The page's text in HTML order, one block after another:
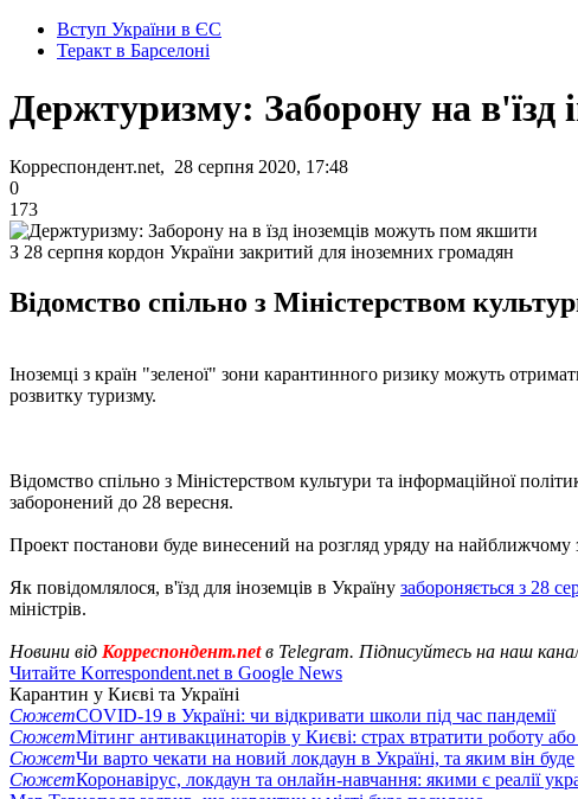
Вступ України в ЄС
Теракт в Барселоні
Держтуризму: Заборону на
Корреспондент.net, 28 серпня 2020, 17:48
0
173
З 28 серпня кордон України закритий для іноземних громадян
Відомство спільно з Міністерством
Іноземці з країн "зеленої" зони карантинного ризику можуть
розвитку туризму.
Відомство спільно з Міністерством культури та інформаційної
заборонений до 28 вересня.
Проект постанови буде винесений на розгляд уряду на найближчому
Як повідомлялося, в'їзд для іноземців в Україну забороняється з 28
міністрів.
Новини від Корреспондент.netв Telegram. Підписуйтесь на наш
Читайте Korrespondent.net в Google News
Карантин у Києві та Україні
СюжетCOVID-19 в Україні: чи відкривати школи під час пандемії
СюжетМітинг антивакцинаторів у Києві: страх втратити роботу
СюжетЧи варто чекати на новий локдаун в Україні, та яким він буде
СюжетКоронавірус, локдаун та онлайн-навчання: якими є реалії